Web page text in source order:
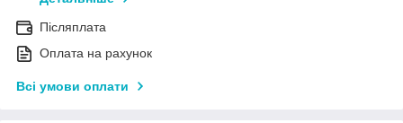
Післяплата
Оплата на рахунок
Всі умови оплати